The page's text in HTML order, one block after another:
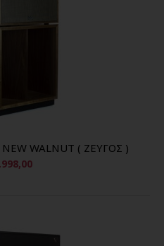
NEW WALNUT ( ΖΕΥΓΟΣ )